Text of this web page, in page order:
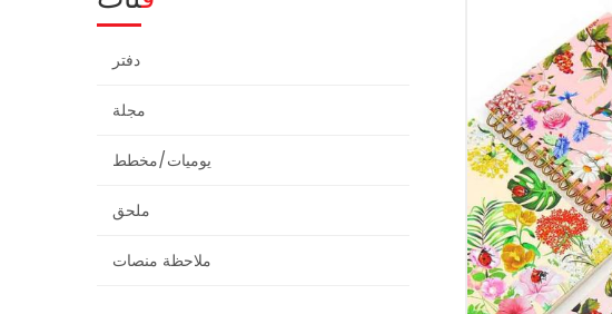
دفتر
مجلة
يوميات/مخطط
ملحق
ملاحظة منصات